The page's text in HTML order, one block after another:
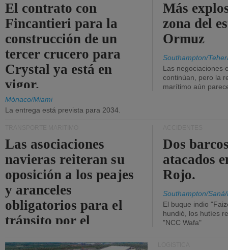
El contrato con
Fincantieri para la
construcción de un
tercer crucero para
Crystal ya está en
vigor.
Mónaco/Miami
La entrega está prevista para 2034.
Más
zona del
Ormuz
Southampton/
Las negociaciones
continúan, pero la
marítimo aún
Las asociaciones
navieras reiteran su
oposición a los peajes
y aranceles
obligatorios para el
tránsito por el
Dos
atacados
Rojo.
Southampton/
El buque indio
hundió, los hutíes
"NCC Wafa"